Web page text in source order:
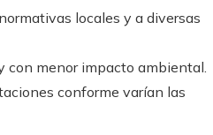
locales y a diversas
con menor impacto ambiental.
conforme varían las